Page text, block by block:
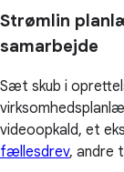
Strømlin
samarbejde
Sæt skub i
videoopkald, et
fællesdrev, andre